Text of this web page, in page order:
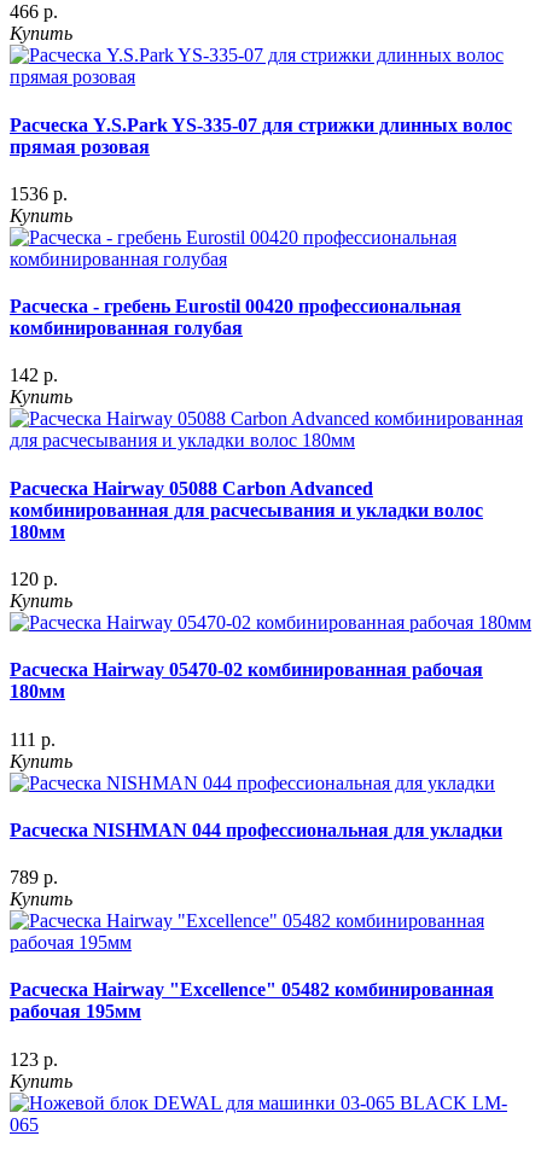
466 р.
Купить
Расческа Y.S.Park YS-335-07 для стрижки длинных волос
прямая розовая
1536 р.
Купить
Расческа - гребень Eurostil 00420 профессиональная
комбинированная голубая
142 р.
Купить
Расческа Hairway 05088 Carbon Advanced
комбинированная для расчесывания и укладки волос
180мм
120 р.
Купить
Расческа Hairway 05470-02 комбинированная рабочая
180мм
111 р.
Купить
Расческа NISHMAN 044 профессиональная для укладки
789 р.
Купить
Расческа Hairway "Excellence" 05482 комбинированная
рабочая 195мм
123 р.
Купить